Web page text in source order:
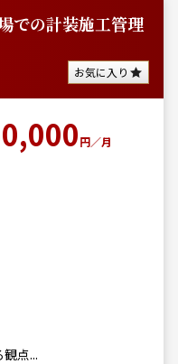
での計装施工管理
お気に入り
円／月
点...